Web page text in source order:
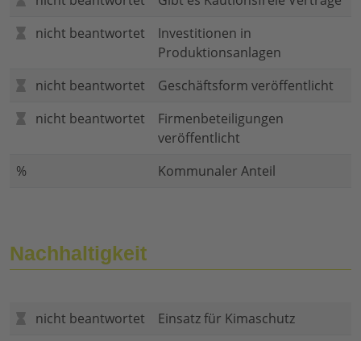
nicht beantwortet
Investitionen in
Produktionsanlagen
nicht beantwortet
Geschäftsform veröffentlicht
nicht beantwortet
Firmenbeteiligungen
veröffentlicht
%
Kommunaler Anteil
Nachhaltigkeit
nicht beantwortet
Einsatz für Kimaschutz